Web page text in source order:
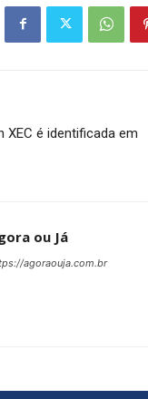
XEC é identificada em
ou Já
agoraouja.com.br